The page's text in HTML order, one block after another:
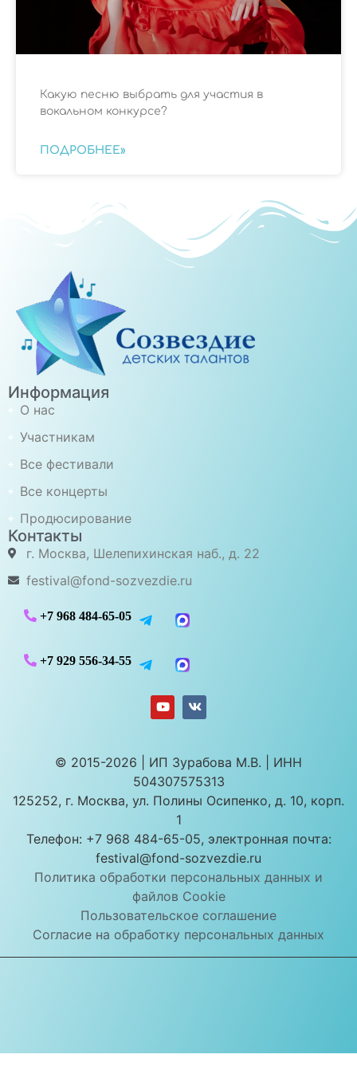
Какую песню выбрать для участия в
вокальном конкурсе?
ПОДРОБНЕЕ»
Информация
О нас
Участникам
Все фестивали
Все концерты
Продюсирование
Контакты
г. Москва, Шелепихинская наб., д. 22
festival@fond-sozvezdie.ru
+7 968 484-65-05
+7 929 556-34-55
© 2015-2026 | ИП Зурабова М.В. | ИНН
504307575313
125252, г. Москва, ул. Полины Осипенко, д. 10, корп.
1
Телефон: +7 968 484-65-05, электронная почта:
festival@fond-sozvezdie.ru
Политика обработки персональных данных и
файлов Cookie
Пользовательское соглашение
Согласие на обработку персональных данных